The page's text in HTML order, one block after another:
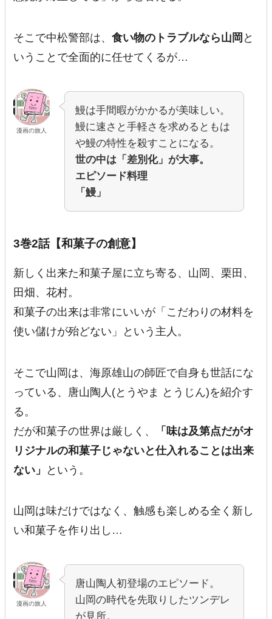
そこで中松警部は、食い物のトラブルなら山岡 と
いうことで全面的に任せてくるが…
漫画の旅人
鰻は手間暇がかかるが美味しい。
鰻に速さと手軽さを求めるともは
や鰻の特性を殺すことになる。
世の中は「差別化」が大事。
エピソード料理
「鰻」
3巻2話【和菓子の創意】
新しく出来た和菓子屋に立ち寄る、山岡、栗田、
田畑、花村。
和菓子の出来は非常にいいが「こだわりの材料を
使い儲けが殆どない」という主人。
そこで山岡は、海原雄山の師匠で自身も世話にな
っている、唐山陶人(とうやま とうじん)を紹介す
る。
だが和菓子の世界は厳しく、
「味は及第点だがオ
リジナルの和菓子じゃないと仕入れることは出来
ない」
という。
山岡は味だけではなく、触感も楽しめる全く新し
い和菓子を作り出し…
漫画の旅人
唐山陶人初登場のエピソード。
山岡の時代を先取りしたツンデレ
が見所。